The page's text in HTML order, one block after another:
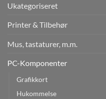
Ukategoriseret
Printer & Tilbehør
Mus, tastaturer, m.m.
PC-Komponenter
Grafikkort
Hukommelse